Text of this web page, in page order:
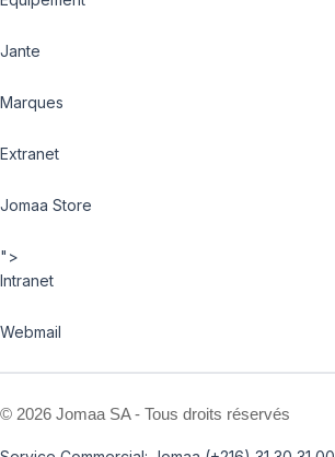
Jante
Marques
Extranet
Jomaa Store
">
Intranet
Webmail
© 2026 Jomaa SA - Tous droits réservés